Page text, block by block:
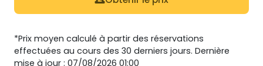
*Prix moyen calculé à partir des réservations
effectuées au cours des 30 derniers jours. Dernière
mise à jour : 07/08/2026 01:00